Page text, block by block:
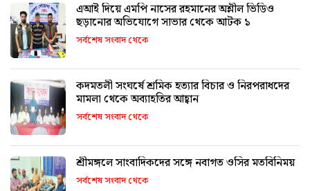
এআই দিয়ে এমপি নাসের রহমানের অশ্লীল ভিডিও
ছড়ানোর অভিযোগে সাভার থেকে আটক ১
সর্বশেষ সংবাদ থেকে
কদমতলী সংঘর্ষে শ্রমিক হত্যার বিচার ও নিরপরাধদের
মামলা থেকে অব্যাহতির আহ্বান
সর্বশেষ সংবাদ থেকে
শ্রীমঙ্গলে সাংবাদিকদের সঙ্গে নবাগত ওসির মতবিনিময়
সর্বশেষ সংবাদ থেকে